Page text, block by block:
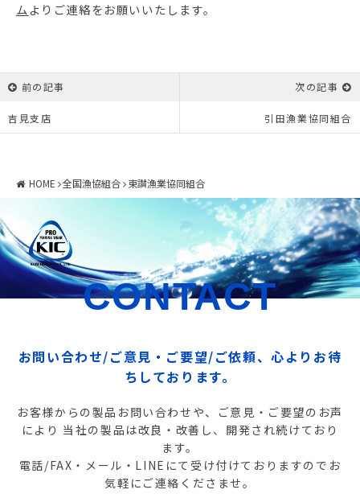
ムよりご連絡をお願いいたします。
前の記事
吉見支店
次の記事
引田漁業協同組合
HOME 全国漁協組合 東讃漁業協同組合
CONTACT
お問い合わせ/ご意見・ご要望/ご依頼、心よりお待
ちしております。
お客様からの製品お問い合わせや、ご意見・ご要望のお声
により 当社の製品は改良・改善し、開発され続けており
ます。
電話/FAX・メール・LINEにて受け付けておりますのでお
気軽にご連絡くださませ。